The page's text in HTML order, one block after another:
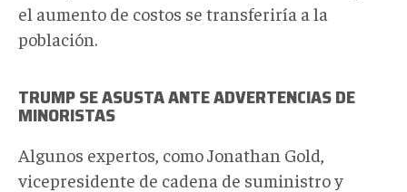
el aumento de costos se transferiría a la
población.
TRUMP SE ASUSTA ANTE ADVERTENCIAS DE
MINORISTAS
Algunos expertos, como Jonathan Gold,
vicepresidente de cadena de suministro y